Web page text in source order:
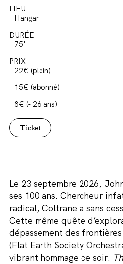
LIEU
Hangar
DURÉE
75'
PRIX
22€ (plein)
15€ (abonné)
8€ (- 26 ans)
Ticket
Le 23 septembre 2026,
ses 100 ans. Chercheur
radical, Coltrane a sans
Cette même quête
dépassement des frontières
(Flat Earth Society
vibrant hommage ce soir.